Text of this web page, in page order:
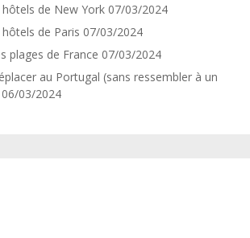
de New York 07/03/2024
de Paris 07/03/2024
plages de France 07/03/2024
au Portugal (sans ressembler à un
06/03/2024